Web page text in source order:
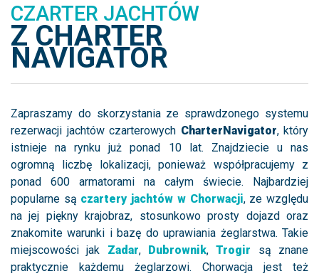
CZARTER JACHTÓW
Z CHARTER
NAVIGATOR
Zapraszamy do skorzystania ze sprawdzonego systemu
rezerwacji jachtów czarterowych CharterNavigator, który
istnieje na rynku już ponad 10 lat. Znajdziecie u nas
ogromną liczbę lokalizacji, ponieważ współpracujemy z
ponad 600 armatorami na całym świecie. Najbardziej
popularne są czartery jachtów w Chorwacji, ze względu
na jej piękny krajobraz, stosunkowo prosty dojazd oraz
znakomite warunki i bazę do uprawiania żeglarstwa. Takie
miejscowości jak Zadar, Dubrownik,Trogir są znane
praktycznie każdemu żeglarzowi. Chorwacja jest też